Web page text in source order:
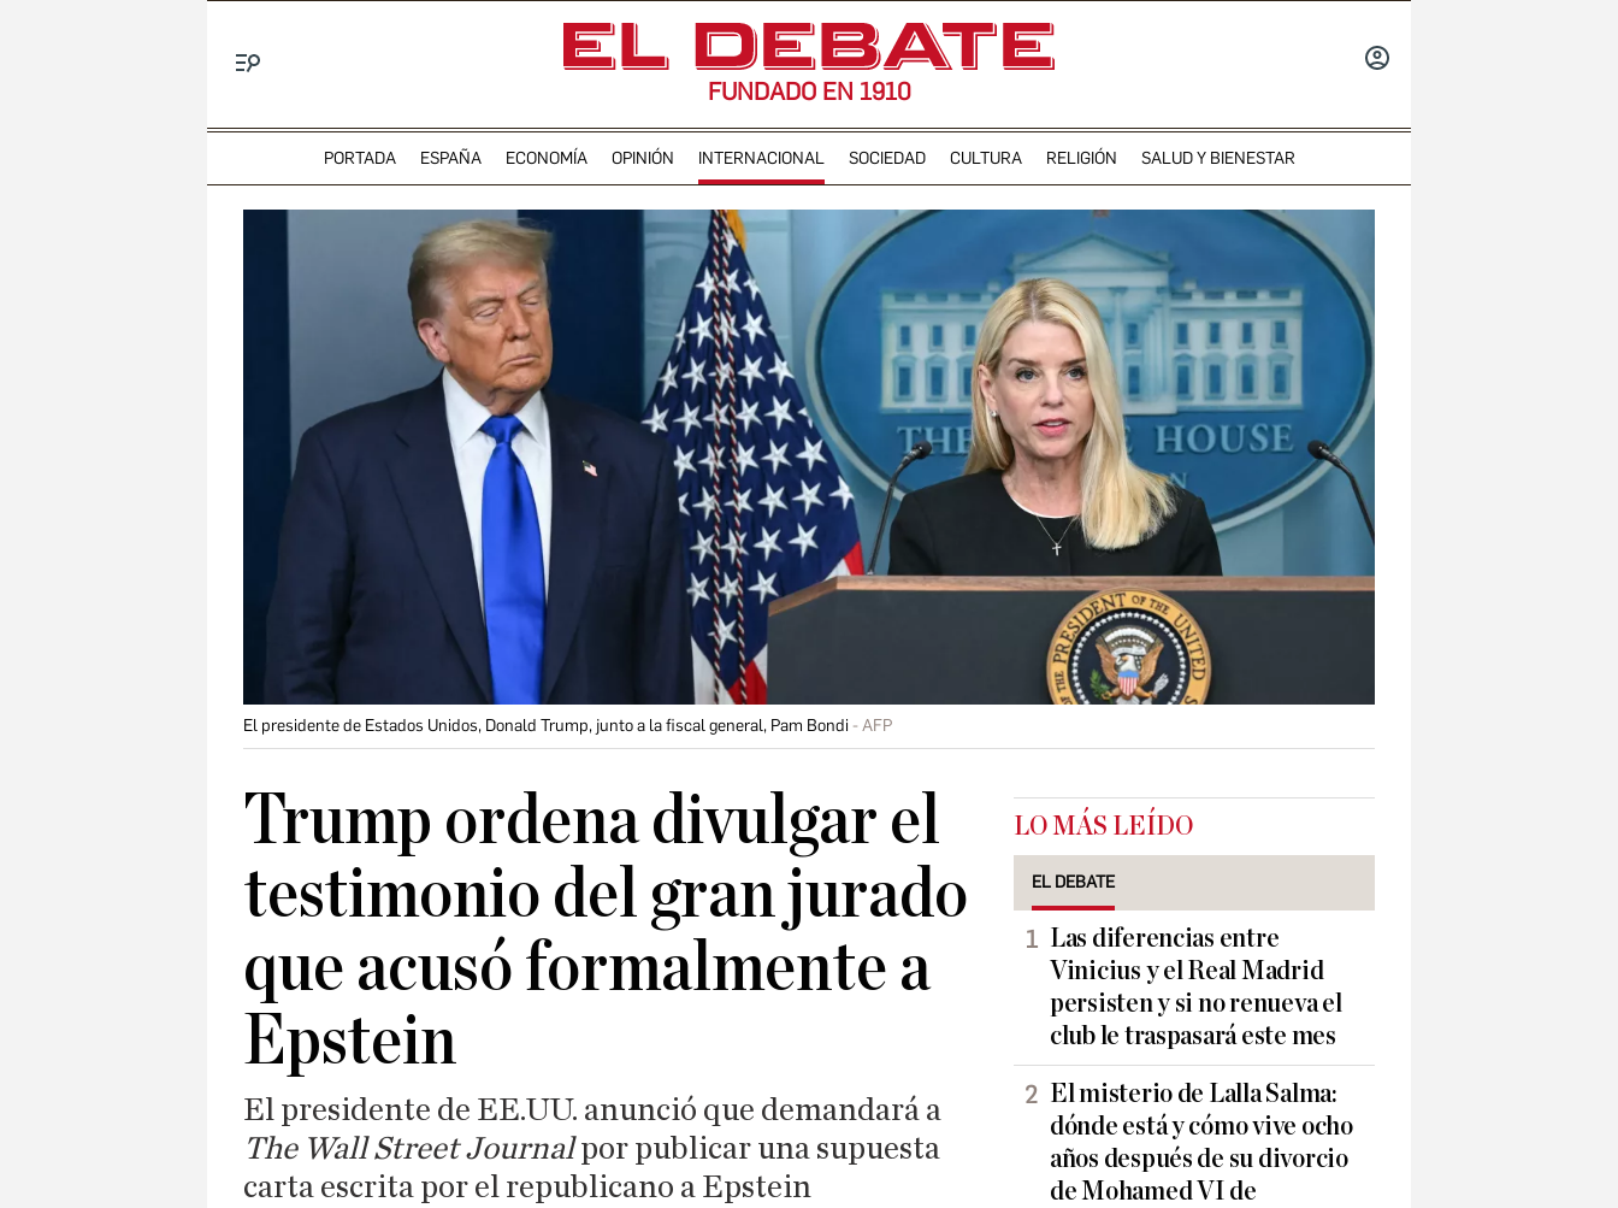
FUNDADO EN 1910
PORTADA ESPAÑA ECONOMÍA OPINIÓN INTERNACIONAL SOCIEDAD CULTURA RELIGIÓN SALUD Y BIENESTAR
El presidente de Estados Unidos, Donald Trump, junto a la fiscal general, Pam Bondi AFP
Trump ordena divulgar el
testimonio del gran jurado
que acusó formalmente a
Epstein
El presidente de EE.UU. anunció que demandará a
The Wall Street Journalpor publicar una supuesta
carta escrita por el republicano a Epstein
LO MÁS LEÍDO
EL DEBATE
Las diferencias entre
Vinicius y el Real Madrid
persisten y si no renueva el
club le traspasará este mes
El misterio de Lalla Salma:
dónde está y cómo vive ocho
años después de su divorcio
de Mohamed VI de